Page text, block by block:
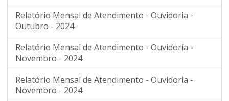
Relatório Mensal de Atendimento - Ouvidoria -
Outubro - 2024
Relatório Mensal de Atendimento - Ouvidoria -
Novembro - 2024
Relatório Mensal de Atendimento - Ouvidoria -
Novembro - 2024